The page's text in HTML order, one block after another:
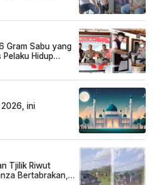
Gram Sabu yang
Pelaku Hidup
2026, ini
Tjilik Riwut
Bertabrakan,